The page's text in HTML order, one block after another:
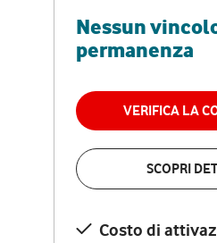
Nessun
permanenza
VERIFICA LA
SCOPRI
Costo di
RETE FISSA
29,95€